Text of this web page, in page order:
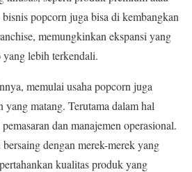
popcorn juga bisa di kembangkan
memungkinkan ekspansi yang
lebih terkendali.
memulai usaha popcorn juga
yang matang. Terutama dalam hal
dan manajemen operasional.
dengan merek-merek yang
kualitas produk yang